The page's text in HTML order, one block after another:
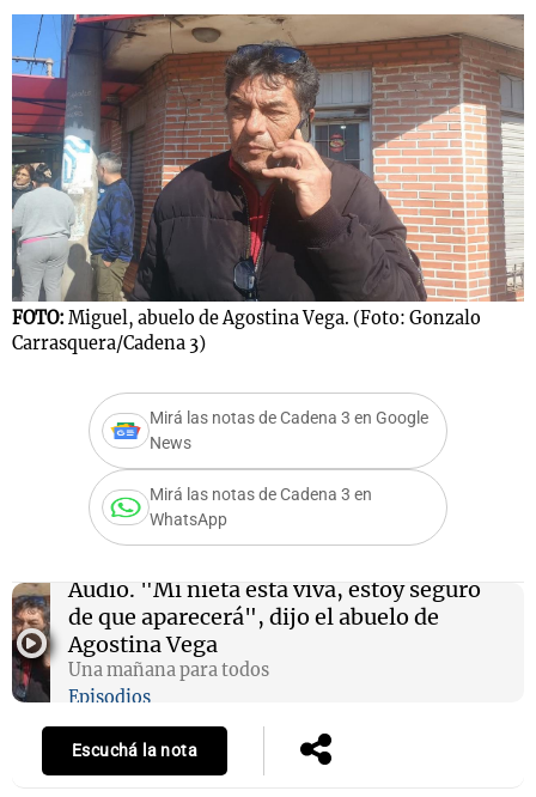
FOTO: Miguel, abuelo de Agostina Vega. (Foto: Gonzalo
Carrasquera/Cadena 3)
Mirá las notas de Cadena 3 en Google
News
Mirá las notas de Cadena 3 en
WhatsApp
Audio. "Mi nieta está viva, estoy seguro
de que aparecerá", dijo el abuelo de
Agostina Vega
Una mañana para todos
Episodios
Escuchá la nota